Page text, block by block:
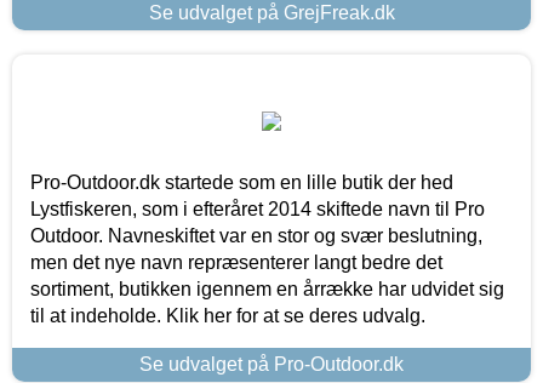
Se udvalget på GrejFreak.dk
Pro-Outdoor.dk startede som en lille butik der hed
Lystfiskeren, som i efteråret 2014 skiftede navn til Pro
Outdoor. Navneskiftet var en stor og svær beslutning,
men det nye navn repræsenterer langt bedre det
sortiment, butikken igennem en årrække har udvidet sig
til at indeholde. Klik her for at se deres udvalg.
Se udvalget på Pro-Outdoor.dk